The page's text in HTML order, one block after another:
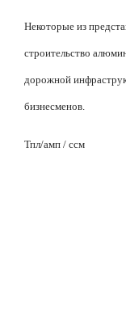
Некоторые из
строительство
дорожной
бизнесменов.
Тпл/амп / ссм